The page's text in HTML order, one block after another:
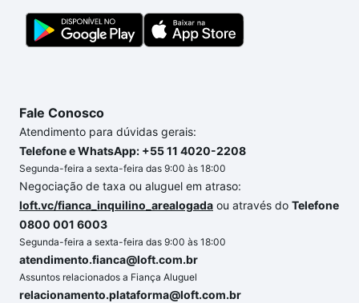
Fale Conosco
Atendimento para dúvidas gerais:
Telefone e WhatsApp: +55 11 4020-2208
Segunda-feira a sexta-feira das 9:00 às 18:00
Negociação de taxa ou aluguel em atraso:
loft.vc/fianca_inquilino_arealogada ou através do Telefone
0800 001 6003
Segunda-feira a sexta-feira das 9:00 às 18:00
atendimento.fianca@loft.com.br
Assuntos relacionados a Fiança Aluguel
relacionamento.plataforma@loft.com.br